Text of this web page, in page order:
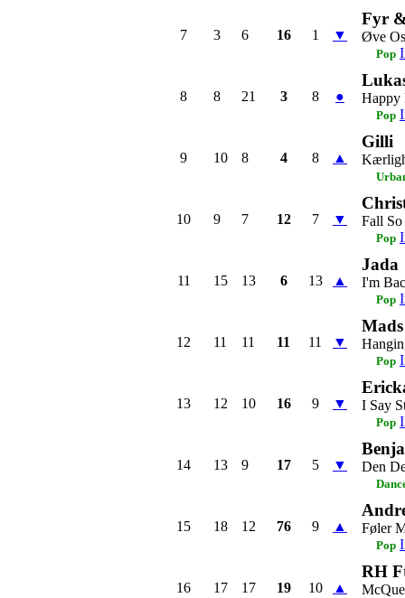
7 3 6 16 1 ▼
Fyr
Øve
Pop
8 8 21 3 8 ● Happy
Pop
9 10 8 4 8 ▲
Gilli
10 9 7 12 7 ▼ Fall
Pop
11 15 13 6 13 ▲
Jada
I'm
Pop
12 11 11 11 11 ▼
Pop
13 12 10 16 9 ▼ I Say
Pop
14 13 9 17 5 ▼ Den
15 18 12 76 9 ▲ Føler
Pop
16 17 17 19 10 ▲
RH